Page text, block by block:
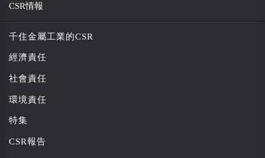
CSR情報
千住金屬工業的CSR
經濟責任
社會責任
環境責任
特集
CSR報告